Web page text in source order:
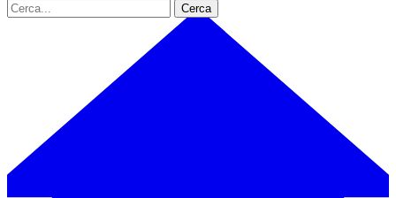
Cerca